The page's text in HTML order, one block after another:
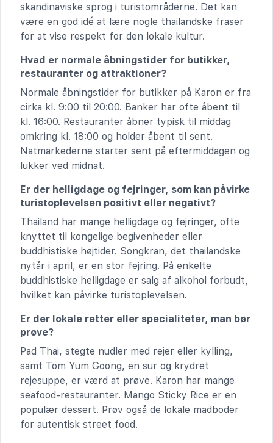
skandinaviske sprog i turistområderne. Det kan
være en god idé at lære nogle thailandske fraser
for at vise respekt for den lokale kultur.
Hvad er normale åbningstider for butikker,
restauranter og attraktioner?
Normale åbningstider for butikker på Karon er fra
cirka kl. 9:00 til 20:00. Banker har ofte åbent til
kl. 16:00. Restauranter åbner typisk til middag
omkring kl. 18:00 og holder åbent til sent.
Natmarkederne starter sent på eftermiddagen og
lukker ved midnat.
Er der helligdage og fejringer, som kan påvirke
turistoplevelsen positivt eller negativt?
Thailand har mange helligdage og fejringer, ofte
knyttet til kongelige begivenheder eller
buddhistiske højtider. Songkran, det thailandske
nytår i april, er en stor fejring. På enkelte
buddhistiske helligdage er salg af alkohol forbudt,
hvilket kan påvirke turistoplevelsen.
Er der lokale retter eller specialiteter, man bør
prøve?
Pad Thai, stegte nudler med rejer eller kylling,
samt Tom Yum Goong, en sur og krydret
rejesuppe, er værd at prøve. Karon har mange
seafood-restauranter. Mango Sticky Rice er en
populær dessert. Prøv også de lokale madboder
for autentisk street food.